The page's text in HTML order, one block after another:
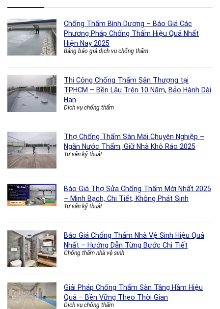
Chống Thấm Bình Dương – Báo Giá Các
Phương Pháp Chống Thấm Hiệu Quả Nhất
Hiện Nay 2025
Bảng báo giá dịch vụ chống thấm
Thi Công Chống Thấm Sân Thượng tại
TPHCM – Bền Lâu Trên 10 Năm, Bảo Hành Dài
Hạn
Dịch vụ chống thấm
Thợ Chống Thấm Sàn Mái Chuyên Nghiệp –
Ngăn Nước Thấm, Giữ Nhà Khô Ráo 2025
Tư vấn kỹ thuật
Báo Giá Thợ Sửa Chống Thấm Mới Nhất 2025
– Minh Bạch, Chi Tiết, Không Phát Sinh
Tư vấn kỹ thuật
Báo Giá Chống Thấm Nhà Vệ Sinh Hiệu Quả
Nhất – Hướng Dẫn Từng Bước Chi Tiết
Chống thấm nhà vệ sinh
Giải Pháp Chống Thấm Sàn Tầng Hầm Hiệu
Quả – Bền Vững Theo Thời Gian
Dịch vụ chống thấm